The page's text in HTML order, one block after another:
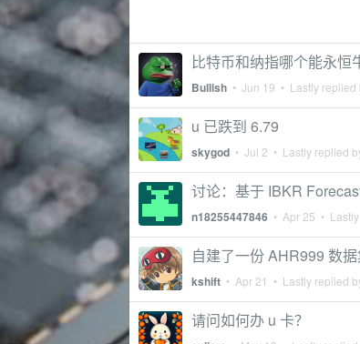
比特币和纳指哪个能永恒
Bullish • Jun 19 • Lastly replied
u 已跌到 6.79
skygod • Jul 2 • Lastly replied
讨论：基于 IBKR
n18255447846 • Apr 25 •
自建了一份 AHR999 数
kshift • Apr 21 • Lastly replied
请问如何办 u 卡？